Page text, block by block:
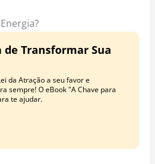
a
m t
de Transformar Sua
da Atração a seu favor e
sempre! O eBook "A Chave para
te ajudar.